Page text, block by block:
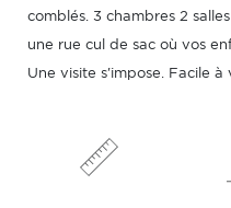
comblés. 3 chambres 2
une rue cul de sac où vos
Une visite s'impose. Facile à